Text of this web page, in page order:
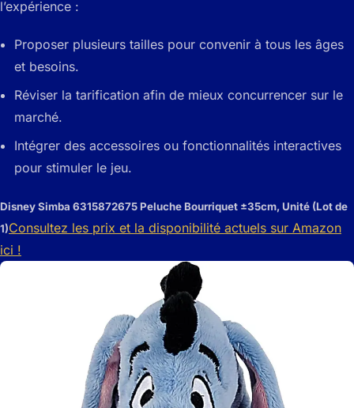
l’expérience :
Proposer plusieurs tailles pour convenir à tous les âges
et besoins.
Réviser la tarification afin de mieux concurrencer sur le
marché.
Intégrer des accessoires ou fonctionnalités interactives
pour stimuler le jeu.
Disney Simba 6315872675 Peluche Bourriquet ±35cm, Unité (Lot de
1)Consultez les prix et la disponibilité actuels sur Amazon
ici !